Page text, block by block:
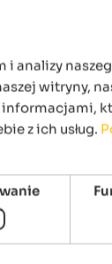
analizy
witryny,
informacjami,
z ich usług.